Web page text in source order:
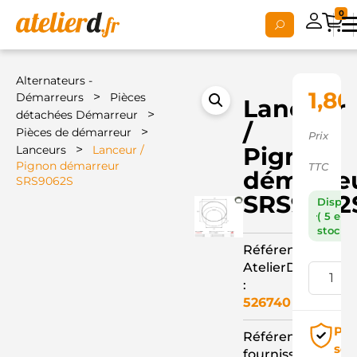
0
Alternateurs -
Démarreurs
>
Pièces
détachées Démarreur
>
Pièces de démarreur >
Lanceurs >
Lanceur /
Pignon démarreur
SRS9062S
Lanceur
/
Pignon
Référence
AtelierD
:
526740
Référence
1,80
Prix
TTC
( 5 en
stock )